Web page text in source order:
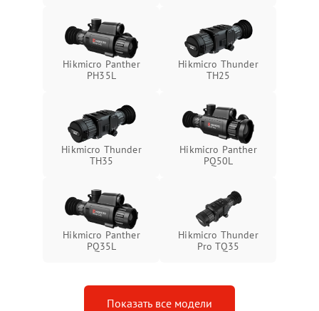
защиты от замыкания
Неисправность системы
защиты от перегрева
1500 ₽ Подробнее →
Поломка системы защиты
от перенапряжения
Подробнее →
Поломка системы защиты
1500 ₽ Подробнее →
Hikmicro Panther
PH35L
Hikmicro Thunder
TH25
Hikmicro Thunder
TH35
Hikmicro Panther
PQ50L
Hikmicro Panther
PQ35L
Hikmicro Thunder
Pro TQ35
Показать все модели